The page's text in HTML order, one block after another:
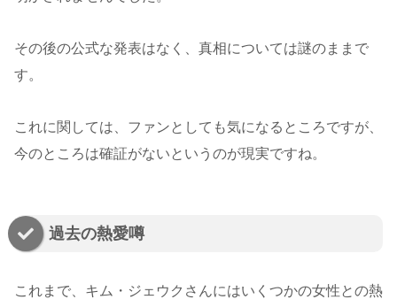
その後の公式な発表はなく、真相については謎のままで
す。
これに関しては、ファンとしても気になるところですが、
今のところは確証がないというのが現実ですね。
過去の熱愛噂
これまで、キム・ジェウクさんにはいくつかの女性との熱